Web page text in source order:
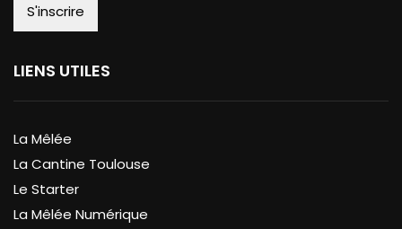
LIENS UTILES
La Mêlée
La Cantine Toulouse
Le Starter
La Mêlée Numérique